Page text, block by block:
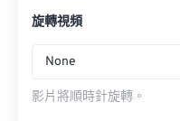
旋轉視頻
None
影片將順時針旋轉。